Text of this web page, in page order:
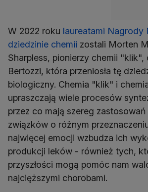
W 2022 roku laureatami Nagrody
dziedzinie chemii zostali Morten
Sharpless, pionierzy chemii "klik",
Bertozzi, która przeniosła tę
biologiczny. Chemia "klik" i
upraszczają wiele procesów
przez co mają szereg
związków o różnym
najwięcej emocji wzbudza ich
produkcji leków - również tych,
przyszłości mogą pomóc nam
najcięższymi chorobami.